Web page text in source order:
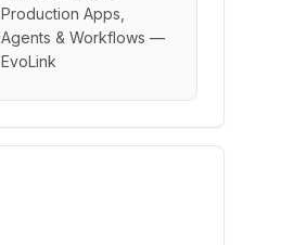
Production Apps,
Agents & Workflows —
EvoLink